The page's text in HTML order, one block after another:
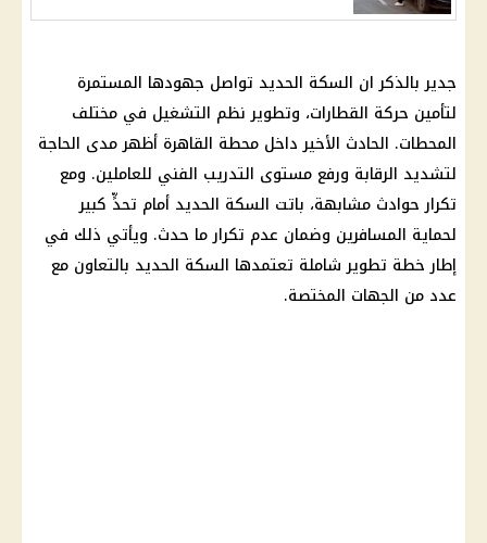
جدير بالذكر ان السكة الحديد تواصل جهودها المستمرة
لتأمين حركة القطارات، وتطوير نظم التشغيل في مختلف
المحطات. الحادث الأخير داخل محطة القاهرة أظهر مدى الحاجة
لتشديد الرقابة ورفع مستوى التدريب الفني للعاملين. ومع
تكرار حوادث مشابهة، باتت السكة الحديد أمام تحدٍّ كبير
لحماية المسافرين وضمان عدم تكرار ما حدث. ويأتي ذلك في
إطار خطة تطوير شاملة تعتمدها السكة الحديد بالتعاون مع
عدد من الجهات المختصة.